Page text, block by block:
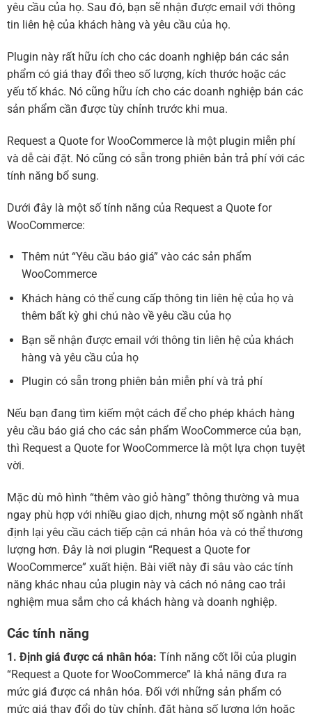
yêu cầu của họ. Sau đó, bạn sẽ nhận được email với thông
tin liên hệ của khách hàng và yêu cầu của họ.
Plugin này rất hữu ích cho các doanh nghiệp bán các sản
phẩm có giá thay đổi theo số lượng, kích thước hoặc các
yếu tố khác. Nó cũng hữu ích cho các doanh nghiệp bán các
sản phẩm cần được tùy chỉnh trước khi mua.
Request a Quote for WooCommerce là một plugin miễn phí
và dễ cài đặt. Nó cũng có sẵn trong phiên bản trả phí với các
tính năng bổ sung.
Dưới đây là một số tính năng của Request a Quote for
WooCommerce:
Thêm nút “Yêu cầu báo giá” vào các sản phẩm
WooCommerce
Khách hàng có thể cung cấp thông tin liên hệ của họ và
thêm bất kỳ ghi chú nào về yêu cầu của họ
Bạn sẽ nhận được email với thông tin liên hệ của khách
hàng và yêu cầu của họ
Plugin có sẵn trong phiên bản miễn phí và trả phí
Nếu bạn đang tìm kiếm một cách để cho phép khách hàng
yêu cầu báo giá cho các sản phẩm WooCommerce của bạn,
thì Request a Quote for WooCommerce là một lựa chọn tuyệt
vời.
Mặc dù mô hình “thêm vào giỏ hàng” thông thường và mua
ngay phù hợp với nhiều giao dịch, nhưng một số ngành nhất
định lại yêu cầu cách tiếp cận cá nhân hóa và có thể thương
lượng hơn. Đây là nơi plugin “Request a Quote for
WooCommerce” xuất hiện. Bài viết này đi sâu vào các tính
năng khác nhau của plugin này và cách nó nâng cao trải
nghiệm mua sắm cho cả khách hàng và doanh nghiệp.
Các tính năng
1. Định giá được cá nhân hóa: Tính năng cốt lõi của plugin
“Request a Quote for WooCommerce” là khả năng đưa ra
mức giá được cá nhân hóa. Đối với những sản phẩm có
mức giá thay đổi do tùy chỉnh, đặt hàng số lượng lớn hoặc